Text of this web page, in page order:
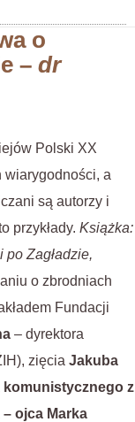
o
– dr
Polski XX
wiarygodności, a
są autorzy i
przykłady. Książka:
Zagładzie,
o zbrodniach
Fundacji
– dyrektora
zięcia Jakuba
komunistycznego z
ojca Marka